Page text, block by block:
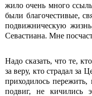
жило очень много
были благочестивые,
подвижническую
Севастиана. Мне
Надо сказать, что те,
за веру, кто страдал за
приходилось
подвиг, не кичились